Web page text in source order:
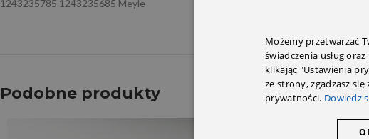
1243235785 1243235685 Meyle
Podobne produkty
Możemy przetwarzać
świadczenia usług
klikając "Ustawienia
ze strony, zgadzasz
prywatności. Dowiedz